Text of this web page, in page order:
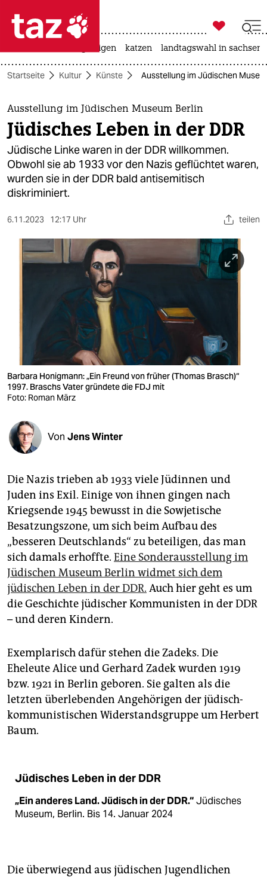
 taz zahl ich
taz zahl ich
themen
politik
öko
gesellschaft
kultur
sport
berlin
wahrheit
verlag
verlag
veranstaltungen
shop
fragen & hilfe
abo
genossenschaft
epaper login

taz zahl ich
bergsteigen katzen landtagswahl in
Startseite Kultur Künste Ausstellung im Jüdischen
Ausstellung im Jüdischen Museum Berlin
Jüdisches Leben in der DDR
Jüdische Linke waren in der DDR willkommen.
Obwohl sie ab 1933 vor den Nazis geflüchtet waren,
wurden sie in der DDR bald antisemitisch
diskriminiert.
6.11.2023 12:17 Uhr teilen
Barbara Honigmann: „Ein Freund von früher (Thomas Brasch)“
1997. Braschs Vater gründete die FDJ mit
Foto: Roman März
Von Jens Winter
Die Nazis trieben ab 1933 viele Jüdinnen und
Juden ins Exil. Einige von ihnen gingen nach
Kriegsende 1945 bewusst in die Sowjetische
Besatzungszone, um sich beim Aufbau des
„besseren Deutschlands“ zu beteiligen, das man
sich damals erhoffte. Eine Sonderausstellung im
Jüdischen Museum Berlin widmet sich dem
jüdischen Leben in der DDR. Auch hier geht es um
die Geschichte jüdischer Kommunisten in der DDR
– und deren Kindern.
Exemplarisch dafür stehen die Zadeks. Die
Eheleute Alice und Gerhard Zadek wurden 1919
bzw. 1921 in Berlin geboren. Sie galten als die
letzten überlebenden Angehörigen der jüdisch-
kommunistischen Widerstandsgruppe um Herbert
Baum.
Jüdisches Leben in der DDR
„Ein anderes Land. Jüdisch in der DDR.“Jüdisches
Museum, Berlin. Bis 14. Januar 2024
Die überwiegend aus jüdischen Jugendlichen